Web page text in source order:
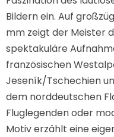
Bildern ein. Auf
mm zeigt der Meister
spektakuläre
französischen
Jeseník/Tschechien
dem norddeutschen
Fluglegenden oder
Motiv erzählt eine